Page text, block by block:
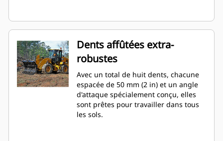
Dents affûtées extra-
robustes
Avec un total de huit dents, chacune
espacée de 50 mm (2 in) et un angle
d'attaque spécialement conçu, elles
sont prêtes pour travailler dans tous
les sols.